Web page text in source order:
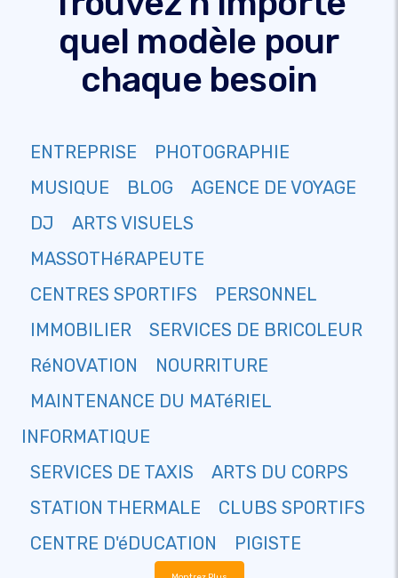
quel modèle pour
chaque besoin
ENTREPRISE
PHOTOGRAPHIE
MUSIQUE
BLOG
AGENCE DE VOYAGE
DJ
ARTS VISUELS
MASSOTHéRAPEUTE
CENTRES SPORTIFS
PERSONNEL
IMMOBILIER
SERVICES DE BRICOLEUR
RéNOVATION
NOURRITURE
MAINTENANCE DU MATéRIEL
INFORMATIQUE
SERVICES DE TAXIS
ARTS DU CORPS
STATION THERMALE
CLUBS SPORTIFS
CENTRE D'éDUCATION
PIGISTE